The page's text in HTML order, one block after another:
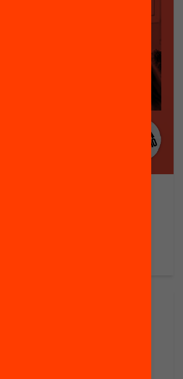
de l’educació: Reptes i
millorar l’equitat